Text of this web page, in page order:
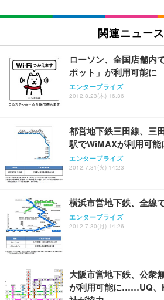
Sezlife オフィスチェア デ
ワーク チェア 強化バック
レスト 3Dヘッドレスト ハ
ョン PCチェア 通気性メッ
務用 おしゃれ パソコンチェ
￥7,680
Sezlife オフィスチェア デ
レスト 3Dヘッドレスト ハ
ョン PCチェア 通気性メッ
務用 おしゃれ パソコンチェ
￥7,680
ANDWINT オフィスチェア
ト 幅52×奥行58.5×高さ84
勤務 ブラック
￥4,139
【純正品】27"ゲーミング
フック付き（CFI-ZDM1J）
￥49,979
【整備済み品】Dell
応 ComfortView ビジネス
￥15,800
【MiniLED/24.5inch/
像低減 (3年保証 | 輝点保証
￥34,980
ネオ・ルーライフ ネオ・
り 単品
￥1,800
Smart Basic(スマートベー
￥3,670
アイリスオーヤマ ペットシ
￥3,731
関連ニュース
ローソン、全国店舗内
ポット」が利用可能に
エンタープライズ
2012.8.23(木) 16:36
都営地下鉄三田線、三
駅でWiMAXが利用可能
エンタープライズ
2012.7.31(火) 14:23
横浜市営地下鉄、全線
エンタープライズ
2012.7.30(月) 14:26
大阪市営地下鉄、公衆
が利用可能に……UQ、